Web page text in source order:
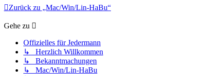
Zurück zu „Mac/Win/Lin-HaBu“
Gehe zu
Offizielles für Jedermann
↳ Herzlich Willkommen
↳ Bekanntmachungen
↳ Mac/Win/Lin-HaBu